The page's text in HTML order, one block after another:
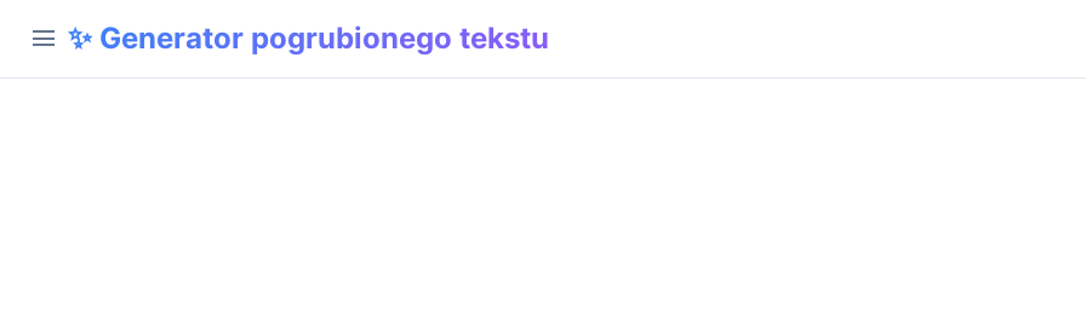
menu ✨ Generator pogrubionego tekstu